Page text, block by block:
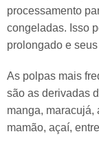
processamento
congeladas. Isso
prolongado e
As polpas mais
são as derivadas
manga, maracujá,
mamão, açaí,